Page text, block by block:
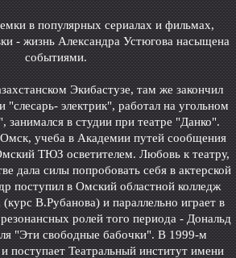
в популярных сериалах и фильмах,
- жизнь Александра Устюгова насыщена
событиями.
Экибастузе, там же закончил
электрик", работал на угольном
занимался в студии при театре "Данко".
учеба в Академии путей сообщения
ТЮЗ осветителем. Любовь к театру,
дала силы попробовать себя в актерской
поступил в Омский областной колледж
(курс В.Рубанова) и параллельно играет в
ролей того периода - Дональд
"Эти свободные бабочки". В 1999-м
поступает Театральный институт имени